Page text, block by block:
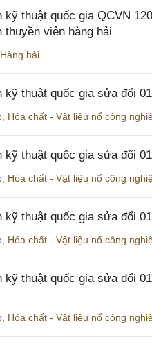
kỹ thuật quốc gia QCVN
thuyền viên hàng hải
Hàng hải
kỹ thuật quốc gia sửa đổi
Hóa chất - Vật liệu nổ công
kỹ thuật quốc gia sửa đổi
Hóa chất - Vật liệu nổ công
kỹ thuật quốc gia sửa đổi
Hóa chất - Vật liệu nổ công
kỹ thuật quốc gia sửa đổi
Hóa chất - Vật liệu nổ công